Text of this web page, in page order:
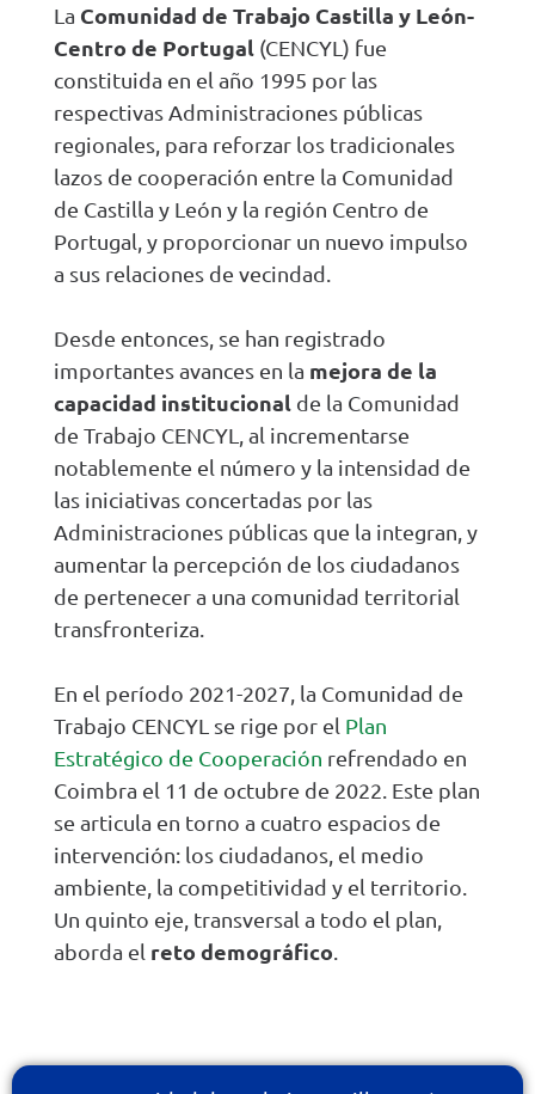
La Comunidad de Trabajo Castilla y León-
Centro de Portugal (CENCYL) fue
constituida en el año 1995 por las
respectivas Administraciones públicas
regionales, para reforzar los tradicionales
lazos de cooperación entre la Comunidad
de Castilla y León y la región Centro de
Portugal, y proporcionar un nuevo impulso
a sus relaciones de vecindad.
Desde entonces, se han registrado
importantes avances en la mejora de la
capacidad institucional de la Comunidad
de Trabajo CENCYL, al incrementarse
notablemente el número y la intensidad de
las iniciativas concertadas por las
Administraciones públicas que la integran, y
aumentar la percepción de los ciudadanos
de pertenecer a una comunidad territorial
transfronteriza.
En el período 2021-2027, la Comunidad de
Trabajo CENCYL se rige por el Plan
Estratégico de Cooperación refrendado en
Coimbra el 11 de octubre de 2022. Este plan
se articula en torno a cuatro espacios de
intervención: los ciudadanos, el medio
ambiente, la competitividad y el territorio.
Un quinto eje, transversal a todo el plan,
aborda el reto demográfico